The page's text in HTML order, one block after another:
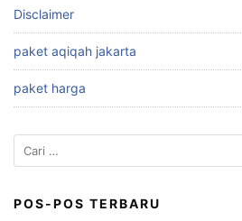
Disclaimer
paket aqiqah jakarta
paket harga
Cari
untuk:
POS-POS TERBARU